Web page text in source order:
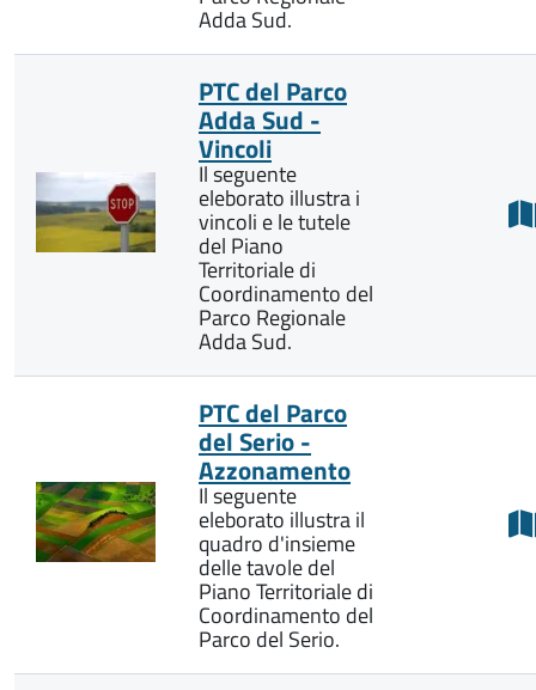
Adda Sud.
PTC del Parco
Adda Sud -
Vincoli
Il seguente
eleborato illustra i
vincoli e le tutele
del Piano
Territoriale di
Coordinamento del
Parco Regionale
Adda Sud.
PTC del Parco
del Serio -
Azzonamento
Il seguente
eleborato illustra il
quadro d'insieme
delle tavole del
Piano Territoriale di
Coordinamento del
Parco del Serio.